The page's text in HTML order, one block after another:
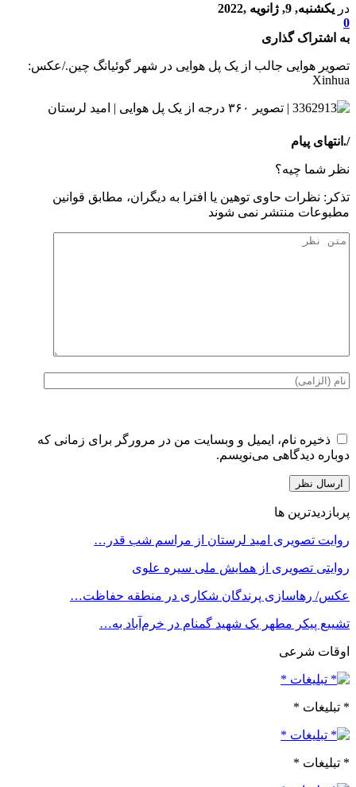
در یکشنبه, 9, ژانویه ,2022
0
به اشتراک گذاری
تصویر هوایی جالب از یک پل هوایی در شهر گوئیانگ چین./عکس:
Xinhua
/.انتهای پیام
نظر شما چیه؟
تذكر: نظرات حاوی توهين يا افترا به ديگران، مطابق قوانين
مطبوعات منتشر نمی شوند
ذخیره نام، ایمیل و وبسایت من در مرورگر برای زمانی که
دوباره دیدگاهی می‌نویسم.
پربازدیدترین ها
روایت تصویری امید لرستان از مراسم شب قدر…
روایتی تصویری از همایش ملی سیره علوی
عکس/ رهاسازی پرندگان شکاری در منطقه حفاظت…
تشییع پیکر مطهر یک شهید گمنام در خرم‌آباد به…
اوقات شرعی
* تبلیغات *
* تبلیغات *